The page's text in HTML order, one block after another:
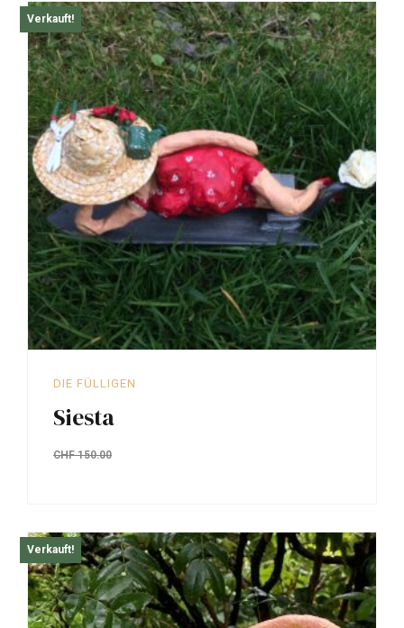
Verkauft!
DIE FÜLLIGEN
Siesta
CHF150.00
Verkauft!